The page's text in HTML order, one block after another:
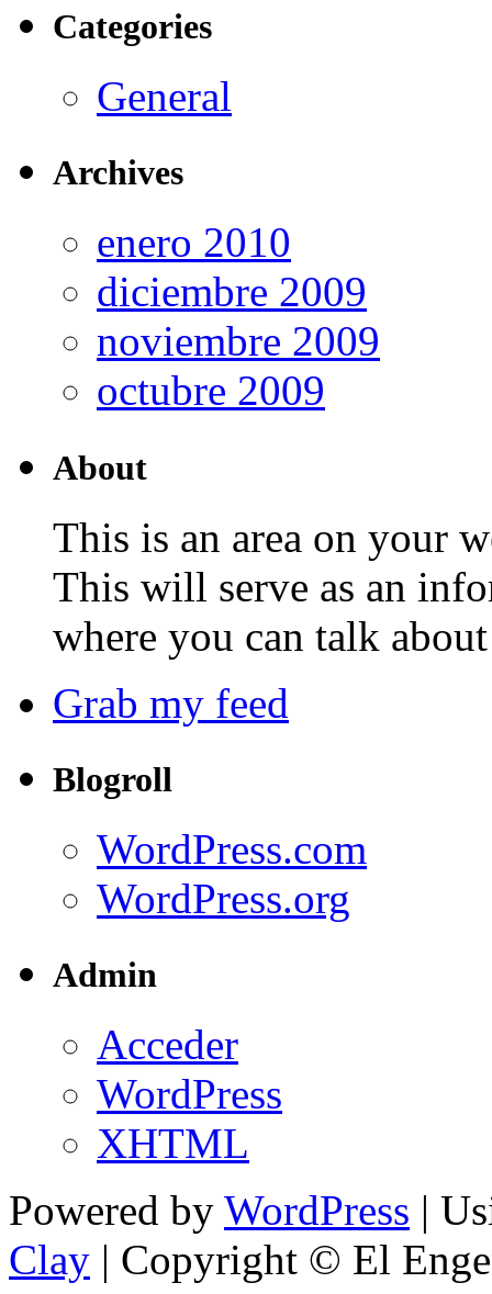
Categories
General
Archives
enero 2010
diciembre 2009
noviembre 2009
octubre 2009
About
This is an area on your
This will serve as an
where you can talk
Grab my feed
Blogroll
WordPress.com
WordPress.org
Admin
Acceder
WordPress
XHTML
Powered by WordPress |
Clay | Copyright © El